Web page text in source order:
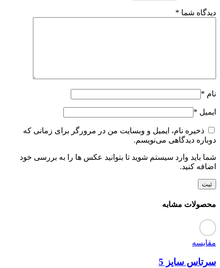
دیدگاه شما *
نام *
ایمیل *
ذخیره نام، ایمیل و وبسایت من در مرورگر برای زمانی که
دوباره دیدگاهی می‌نویسم.
شما باید وارد سیستم شوید تا بتوانید عکس ها را به بررسی خود
اضافه کنید.
محصولات مشابه
مقایسه
سرتاس سایز 5